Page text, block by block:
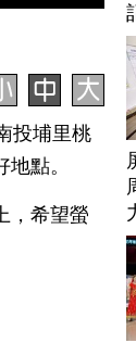
投埔里桃
點。
，希望螢